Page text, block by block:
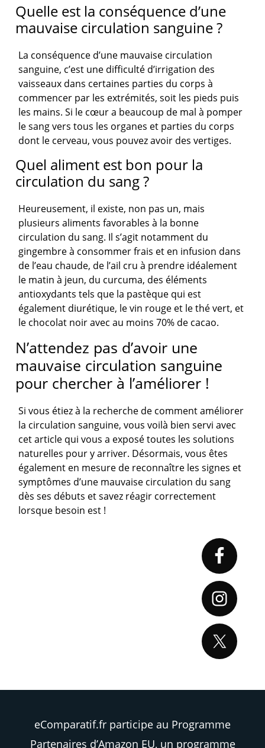
Quelle est la conséquence d’une
mauvaise circulation sanguine ?
La conséquence d’une mauvaise circulation
sanguine, c’est une difficulté d’irrigation des
vaisseaux dans certaines parties du corps à
commencer par les extrémités, soit les pieds puis
les mains. Si le cœur a beaucoup de mal à pomper
le sang vers tous les organes et parties du corps
dont le cerveau, vous pouvez avoir des vertiges.
Quel aliment est bon pour la
circulation du sang ?
Heureusement, il existe, non pas un, mais
plusieurs aliments favorables à la bonne
circulation du sang. Il s’agit notamment du
gingembre à consommer frais et en infusion dans
de l’eau chaude, de l’ail cru à prendre idéalement
le matin à jeun, du curcuma, des éléments
antioxydants tels que la pastèque qui est
également diurétique, le vin rouge et le thé vert, et
le chocolat noir avec au moins 70% de cacao.
N’attendez pas d’avoir une
mauvaise circulation sanguine
pour chercher à l’améliorer !
Si vous étiez à la recherche de comment améliorer
la circulation sanguine, vous voilà bien servi avec
cet article qui vous a exposé toutes les solutions
naturelles pour y arriver. Désormais, vous êtes
également en mesure de reconnaître les signes et
symptômes d’une mauvaise circulation du sang
dès ses débuts et savez réagir correctement
lorsque besoin est !
Primary
Sidebar
eComparatif.fr participe au Programme
Partenaires d’Amazon EU, un programme